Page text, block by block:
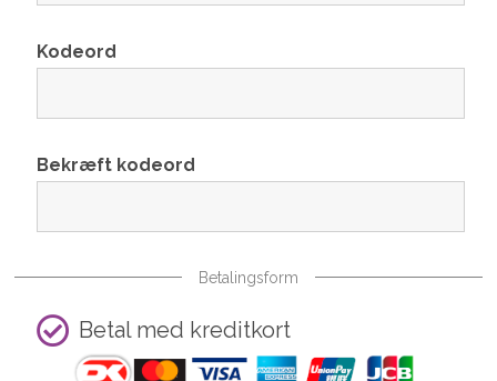
Kodeord
Bekræft kodeord
Betalingsform
Betal med kreditkort